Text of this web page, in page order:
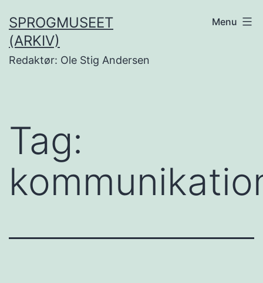
til
indhold
SPROGMUSEET
(ARKIV)
Redaktør: Ole Stig Andersen
Menu
Tag: